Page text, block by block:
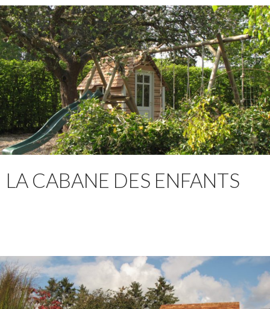
LA CABANE DES ENFANTS